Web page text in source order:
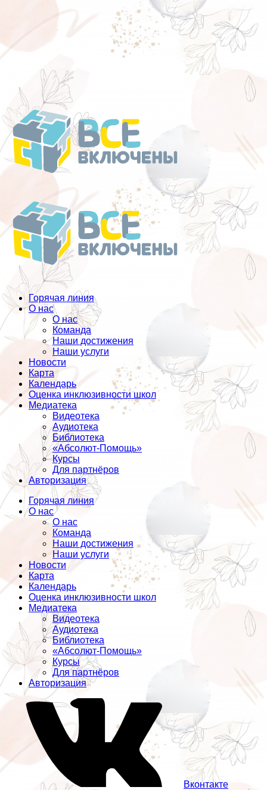
Перейти
к
содержанию
Горячая линия
О нас
О нас
Команда
Наши достижения
Наши услуги
Новости
Карта
Календарь
Оценка инклюзивности школ
Медиатека
Видеотека
Аудиотека
Библиотека
«Абсолют-Помощь»
Курсы
Для партнёров
Авторизация
Горячая линия
О нас
О нас
Команда
Наши достижения
Наши услуги
Новости
Карта
Календарь
Оценка инклюзивности школ
Медиатека
Видеотека
Аудиотека
Библиотека
«Абсолют-Помощь»
Курсы
Для партнёров
Авторизация
Вконтакте